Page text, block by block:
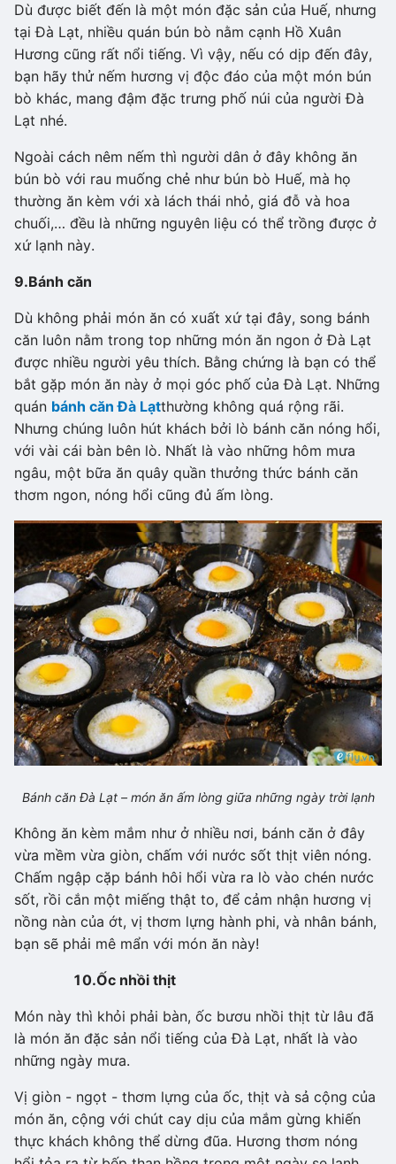
Dù được biết đến là một món đặc sản của Huế, nhưng
tại Đà Lạt, nhiều quán bún bò nằm cạnh Hồ Xuân
Hương cũng rất nổi tiếng. Vì vậy, nếu có dịp đến đây,
bạn hãy thử nếm hương vị độc đáo của một món bún
bò khác, mang đậm đặc trưng phố núi của người Đà
Lạt nhé.
Ngoài cách nêm nếm thì người dân ở đây không ăn
bún bò với rau muống chẻ như bún bò Huế, mà họ
thường ăn kèm với xà lách thái nhỏ, giá đỗ và hoa
chuối,… đều là những nguyên liệu có thể trồng được ở
xứ lạnh này.
9.Bánh căn
Dù không phải món ăn có xuất xứ tại đây, song bánh
căn luôn nằm trong top những món ăn ngon ở Đà Lạt
được nhiều người yêu thích. Bằng chứng là bạn có thể
bắt gặp món ăn này ở mọi góc phố của Đà Lạt. Những
quán bánh căn Đà Lạtthường không quá rộng rãi.
Nhưng chúng luôn hút khách bởi lò bánh căn nóng hổi,
với vài cái bàn bên lò. Nhất là vào những hôm mưa
ngâu, một bữa ăn quây quần thưởng thức bánh căn
thơm ngon, nóng hổi cũng đủ ấm lòng.
Bánh căn Đà Lạt – món ăn ấm lòng giữa những ngày trời lạnh
Không ăn kèm mắm như ở nhiều nơi, bánh căn ở đây
vừa mềm vừa giòn, chấm với nước sốt thịt viên nóng.
Chấm ngập cặp bánh hôi hổi vừa ra lò vào chén nước
sốt, rồi cắn một miếng thật to, để cảm nhận hương vị
nồng nàn của ớt, vị thơm lựng hành phi, và nhân bánh,
bạn sẽ phải mê mẩn với món ăn này!
10.Ốc nhồi thịt
Món này thì khỏi phải bàn, ốc bươu nhồi thịt từ lâu đã
là món ăn đặc sản nổi tiếng của Đà Lạt, nhất là vào
những ngày mưa.
Vị giòn - ngọt - thơm lựng của ốc, thịt và sả cộng của
món ăn, cộng với chút cay dịu của mắm gừng khiến
thực khách không thể dừng đũa. Hương thơm nóng